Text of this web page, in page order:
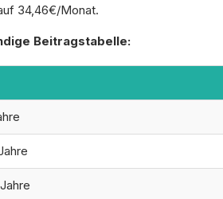
34,46€/Monat.
Beitragstabelle: